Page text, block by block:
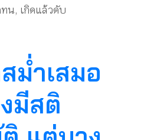
น, เกิดแล้วดับ
ม่ำเสมอ
มีสติ